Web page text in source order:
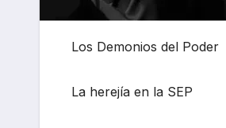
Los Demonios del Poder
La herejía en la SEP